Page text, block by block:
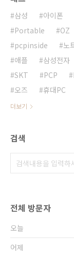
삼성 아이폰
Portable
OZ
pcpinside
노
애플
삼성전자
SKT
PCP
오즈
휴대PC
더보기
검색
전체 방문자
오늘
어제